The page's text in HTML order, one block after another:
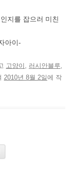
지를 잡으러 미친
아이-
고양이 러시안블루
2010년 8월 2일에 작